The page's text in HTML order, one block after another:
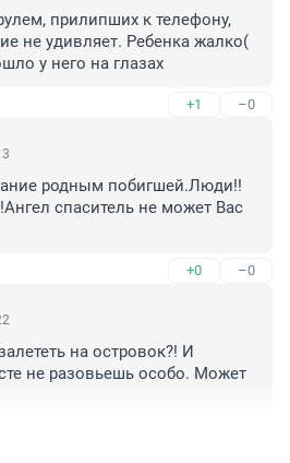
прилипших к телефону,
не удивляет. Ребенка жалко(
у него на глазах
+1 –0
родным побигшей.Люди!!
спаситель не может Вас
+0 –0
на островок?! И
не разовьешь особо. Может